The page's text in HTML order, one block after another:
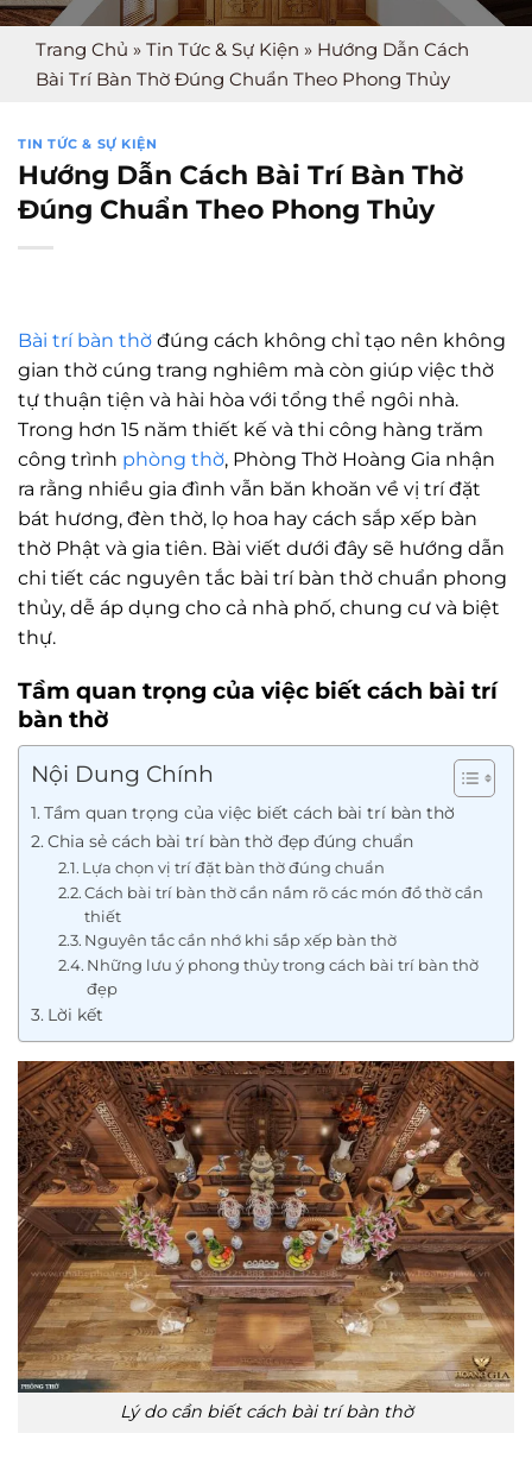
Trang Chủ » Tin Tức & Sự Kiện » Hướng Dẫn Cách
Bài Trí Bàn Thờ Đúng Chuẩn Theo Phong Thủy
TIN TỨC & SỰ KIỆN
Hướng Dẫn Cách Bài Trí Bàn Thờ
Đúng Chuẩn Theo Phong Thủy
Bài trí bàn thờ đúng cách không chỉ tạo nên không
gian thờ cúng trang nghiêm mà còn giúp việc thờ
tự thuận tiện và hài hòa với tổng thể ngôi nhà.
Trong hơn 15 năm thiết kế và thi công hàng trăm
công trình phòng thờ, Phòng Thờ Hoàng Gia nhận
ra rằng nhiều gia đình vẫn băn khoăn về vị trí đặt
bát hương, đèn thờ, lọ hoa hay cách sắp xếp bàn
thờ Phật và gia tiên. Bài viết dưới đây sẽ hướng dẫn
chi tiết các nguyên tắc bài trí bàn thờ chuẩn phong
thủy, dễ áp dụng cho cả nhà phố, chung cư và biệt
thự.
Tầm quan trọng của việc biết cách bài trí
bàn thờ
Nội Dung Chính
Tầm quan trọng của việc biết cách bài trí bàn thờ
Chia sẻ cách bài trí bàn thờ đẹp đúng chuẩn
Lựa chọn vị trí đặt bàn thờ đúng chuẩn
Cách bài trí bàn thờ cần nắm rõ các món đồ thờ cần
thiết
Nguyên tắc cần nhớ khi sắp xếp bàn thờ
Những lưu ý phong thủy trong cách bài trí bàn thờ
đẹp
Lời kết
Lý do cần biết cách bài trí bàn thờ